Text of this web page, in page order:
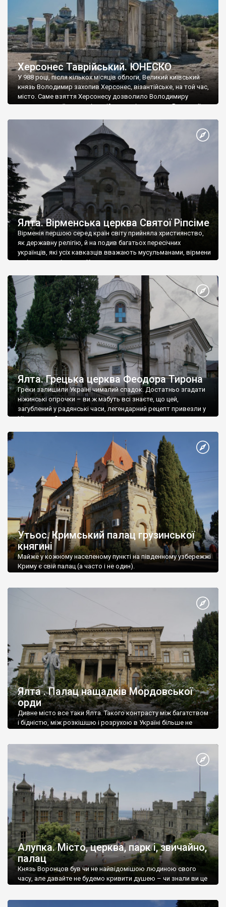
Херсонес Таврійський. ЮНЕСКО
У 988 році, після кількох місяців облоги, Великий київський
князь Володимир захопив Херсонес, візантійське, на той час,
місто. Саме взяття Херсонесу дозволило Володимиру
диктувати свої умови візантійському імператору Василю ІІ, та
Херсонесі Володимир-язичник, став Василем-християнином.
А потім було Хрещення Русі. На честь Херсонесу Таврійського
Ялта. Вірменська церква Святої Ріпсіме
Вірменія першою серед країн світу прийняла християнство,
як державну релігію, й на подив багатьох пересічних
українців, які усіх кавказців вважають мусульманами, вірмени
є відданими вірянами Христа
Ялта. Грецька церква Феодора Тирона
Греки залишили Україні чималий спадок. Достатньо згадати
ніжинські огірочки – ви ж мабуть всі знаєте, що цей,
загублений у радянські часи, легендарний рецепт привезли у
Ніжин греки?
Утьос. Кримський палац грузинської
княгині
Майже у кожному населеному пункті на південному узбережжі
Криму є свій палац (а часто і не один).
Ялта . Палац нащадків Мордовської
орди
Дивне місто все таки Ялта. Такого контрасту між багатством
і бідністю, між розкішшю і розрухою в Україні більше не
Алупка. Місто, церква, парк і, звичайно,
палац
Князь Воронцов був чи не найвідомішою людиною свого
часу, але давайте не будемо кривити душею – чи знали ви це